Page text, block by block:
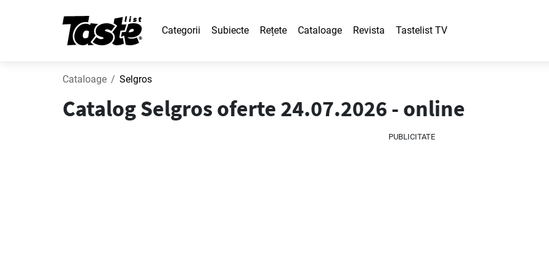
Categorii Subiecte Rețete Cataloage Revista Tastelist TV
Cataloage Selgros
Catalog Selgros oferte 24.07.2026 - online
PUBLICITATE